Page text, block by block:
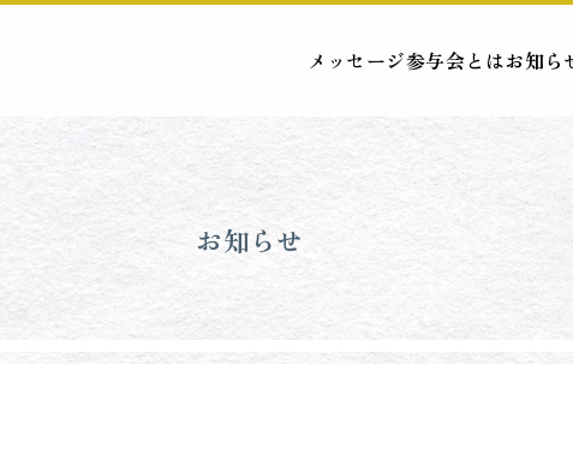
メッセージ参与会とはお知ら
お知らせ